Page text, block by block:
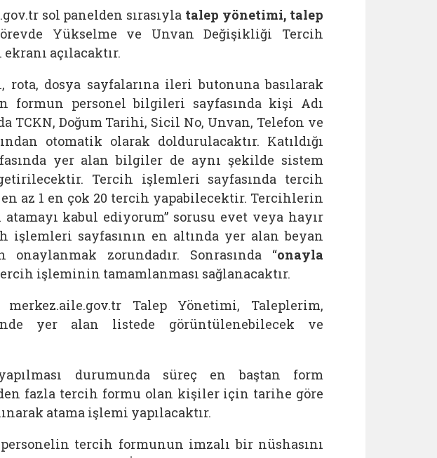
sol panelden sırasıyla talep yönetimi, talep
Yükselme ve Unvan Değişikliği Tercih
açılacaktır.
dosya sayfalarına ileri butonuna basılarak
formun personel bilgileri sayfasında kişi Adı
TCKN, Doğum Tarihi, Sicil No, Unvan, Telefon ve
otomatik olarak doldurulacaktır. Katıldığı
yer alan bilgiler de aynı şekilde sistem
Tercih işlemleri sayfasında tercih
az 1 en çok 20 tercih yapabilecektir. Tercihlerin
atamayı kabul ediyorum” sorusu evet veya hayır
işlemleri sayfasının en altında yer alan beyan
zorundadır. Sonrasında “onayla
işleminin tamamlanması sağlanacaktır.
Talep Yönetimi, Taleplerim,
yer alan listede görüntülenebilecek ve
durumunda süreç en baştan form
fazla tercih formu olan kişiler için tarihe göre
atama işlemi yapılacaktır.
tercih formunun imzalı bir nüshasını